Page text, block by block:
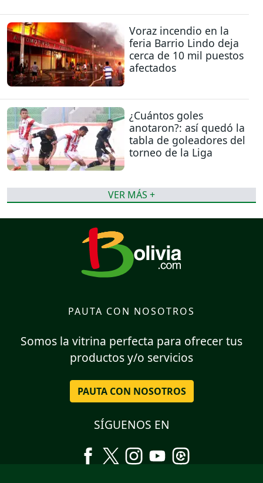
Voraz incendio en la
feria Barrio Lindo deja
cerca de 10 mil puestos
afectados
¿Cuántos goles
anotaron?: así quedó la
tabla de goleadores del
torneo de la Liga
VER MÁS +
PAUTA CON NOSOTROS
Somos la vitrina perfecta para ofrecer tus
productos y/o servicios
PAUTA CON NOSOTROS
SÍGUENOS EN